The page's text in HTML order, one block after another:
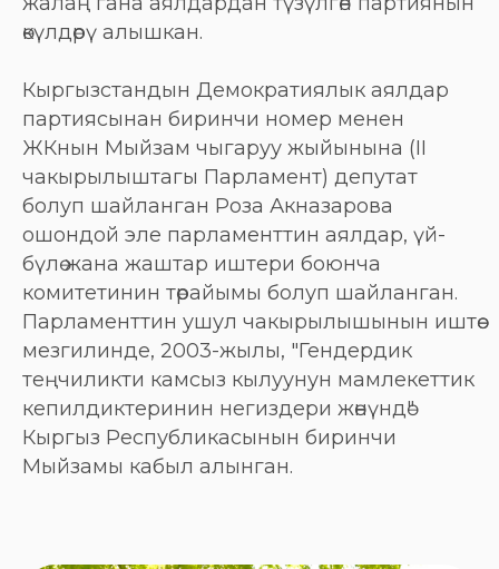
өкүлдөрү алышкан.
Кыргызстандын Демократиялык аялдар
партиясынан биринчи номер менен
ЖКнын Мыйзам чыгаруу жыйынына (II
чакырылыштагы Парламент) депутат
болуп шайланган Роза Акназарова
ошондой эле парламенттин аялдар, үй-
бүлө жана жаштар иштери боюнча
комитетинин төрайымы болуп шайланган.
Парламенттин ушул чакырылышынын иштөө
мезгилинде, 2003-жылы, "Гендердик
теңчиликти камсыз кылуунун мамлекеттик
кепилдиктеринин негиздери жөнүндө"
Кыргыз Республикасынын биринчи
Мыйзамы кабыл алынган.